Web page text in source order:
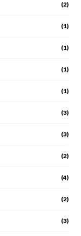
(2)
(1)
(1)
(1)
(1)
(3)
(3)
(2)
(4)
(2)
(3)